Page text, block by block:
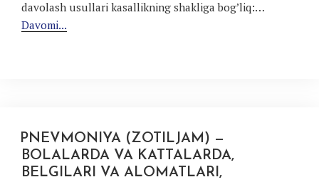
davolash usullari kasallikning shakliga bog’liq:…
Davomi...
PNEVMONIYA (ZOTILJAM) —
BOLALARDA VA KATTALARDA,
BELGILARI VA ALOMATLARI,